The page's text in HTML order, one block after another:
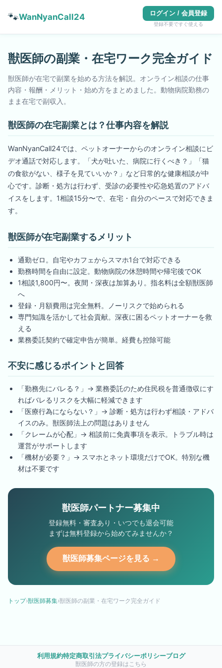
🐾WanNyanCall24 ログイン / 会員登録
登録不要ですぐ使える
獣医師の副業・在宅ワーク完全ガイド
獣医師が在宅で副業を始める方法を解説。オンライン相談の仕事
内容・報酬・メリット・始め方をまとめました。動物病院勤務の
まま在宅で副収入。
獣医師の在宅副業とは？仕事内容を解説
WanNyanCall24では、ペットオーナーからのオンライン相談にビ
デオ通話で対応します。「犬が吐いた、病院に行くべき？」「猫
の食欲がない、様子を見ていいか？」など日常的な健康相談が中
心です。診断・処方は行わず、受診の必要性や応急処置のアドバ
イスをします。1相談15分〜で、在宅・自分のペースで対応できま
す。
獣医師が在宅副業するメリット
通勤ゼロ。自宅やカフェからスマホ1台で対応できる
勤務時間を自由に設定。動物病院の休憩時間や帰宅後でOK
1相談1,800円〜。夜間・深夜は加算あり。指名料は全額獣医師
へ
登録・月額費用は完全無料。ノーリスクで始められる
専門知識を活かして社会貢献。深夜に困るペットオーナーを救
える
業務委託契約で確定申告が簡単。経費も控除可能
不安に感じるポイントと回答
「勤務先にバレる？」→ 業務委託のため住民税を普通徴収にす
ればバレるリスクを大幅に軽減できます
「医療行為にならない？」→ 診断・処方は行わず相談・アドバ
イスのみ。獣医師法上の問題はありません
「クレームが心配」→ 相談前に免責事項を表示。トラブル時は
運営がサポートします
「機材が必要？」→ スマホとネット環境だけでOK。特別な機
材は不要です
獣医師パートナー募集中
登録無料・審査あり・いつでも退会可能
まずは無料登録から始めてみませんか？
獣医師募集ページを見る →
トップ›獣医師募集›獣医師の副業・在宅ワーク完全ガイド
利用規約特定商取引法プライバシーポリシーブログ
獣医師の方の登録はこちら